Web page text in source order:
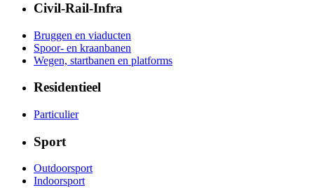
Civil-Rail-Infra
Bruggen en viaducten
Spoor- en kraanbanen
Wegen, startbanen en platforms
Residentieel
Particulier
Sport
Outdoorsport
Indoorsport